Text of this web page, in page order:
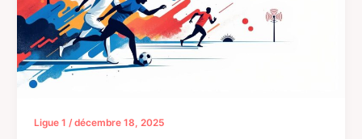
pour
clôturer
l’année
en
beauté
Ligue 1 /décembre 18, 2025